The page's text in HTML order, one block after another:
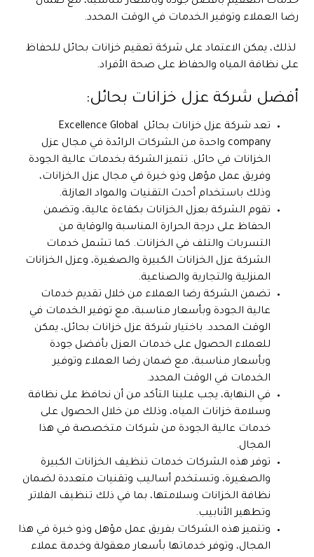
رضا العملاء وتوفير الخدمات في الوقت المحدد.
لذلك، يمكن الاعتماد على شركة تعقيم خزانات بحائل للحفاظ
على نظافة المياه والحفاظ على صحة الأفراد.
أفضل شركة عزل خزانات بحائل:
تعد شركة عزل خزانات بحائل Excellence Global
company واحدة من الشركات الرائدة في مجال عزل
الخزانات في حائل. تتميز الشركة بخدمات عالية الجودة
وفريق عمل مؤهل وذو خبرة في مجال عزل الخزانات،
وذلك باستخدام أحدث التقنيات والمواد العازلة.
تقوم الشركة بعزل الخزانات بكفاءة عالية، وتضمن
الحفاظ على درجة الحرارة المناسبة والوقاية من
التسربات والتلف في الخزانات. كما تشمل خدمات
الشركة عزل الخزانات الكبيرة والصغيرة، وعزل الخزانات
المنزلية والتجارية والصناعية.
تضمن الشركة رضا العملاء من خلال تقديم خدمات
عالية الجودة وبأسعار مناسبة، مع توفير الخدمات في
الوقت المحدد. باختيار شركة عزل خزانات بحائل، يمكن
للعملاء الحصول على خدمات العزل بأفضل جودة
وبأسعار مناسبة، مع ضمان رضا العملاء وتوفير
الخدمات في الوقت المحدد.
في النهاية، يجب علينا التأكد من أن نحافظ على نظافة
وسلامة خزانات المياه، وذلك من خلال الحصول على
خدمات عالية الجودة من شركات متخصصة في هذا
المجال.
توفر هذه الشركات خدمات تنظيف الخزانات الكبيرة
والصغيرة، وتستخدم أساليب وتقنيات متعددة لضمان
نظافة الخزانات وسلامتها، بما في ذلك تنظيف الفلاتر
وتطهير الأنابيب.
وتتميز هذه الشركات بفريق عمل مؤهل وذو خبرة في هذا
المجال، وتوفر خدماتها بأسعار معقولة وخدمة عملاء